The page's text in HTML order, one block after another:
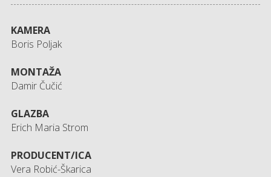
KAMERA
Boris Poljak
MONTAŽA
Damir Čučić
GLAZBA
Erich Maria Strom
PRODUCENT/ICA
Vera Robić-Škarica